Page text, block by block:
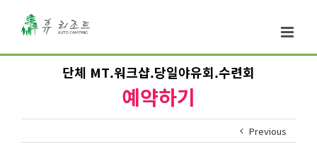
단체 MT.워크샵.당일야유회.수련회
예약하기
Previous